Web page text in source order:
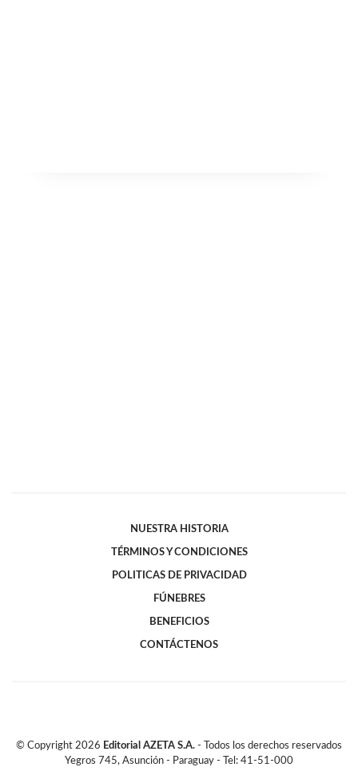
NUESTRA HISTORIA
TÉRMINOS Y CONDICIONES
POLITICAS DE PRIVACIDAD
FÚNEBRES
BENEFICIOS
CONTÁCTENOS
© Copyright 2026 Editorial AZETA S.A. - Todos los derechos reservados
Yegros 745, Asunción - Paraguay - Tel: 41-51-000